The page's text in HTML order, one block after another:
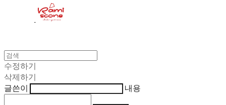
수정하기
삭제하기
글쓴이
내용